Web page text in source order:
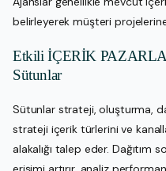
belirleyerek müşteri
Etkili İÇERİK
Sütunlar
Sütunlar strateji, oluşturma,
strateji içerik türlerini ve
alakalığı talep eder.